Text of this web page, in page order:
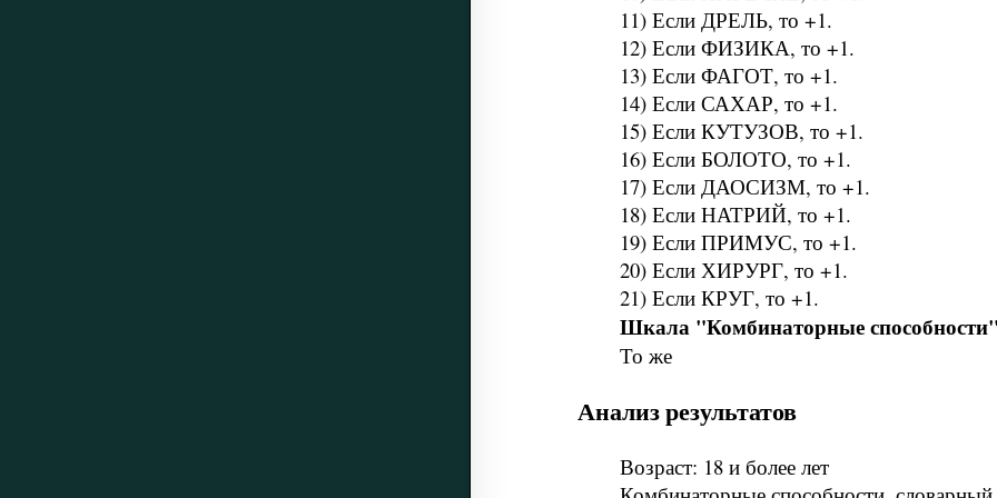
11) Если ДРЕЛЬ, то +1.
12) Если ФИЗИКА, то +1.
13) Если ФАГОТ, то +1.
14) Если САХАР, то +1.
15) Если КУТУЗОВ, то +1.
16) Если БОЛОТО, то +1.
17) Если ДАОСИЗМ, то +1.
18) Если НАТРИЙ, то +1.
19) Если ПРИМУС, то +1.
20) Если ХИРУРГ, то +1.
21) Если КРУГ, то +1.
Шкала "Комбинаторные способности"
То же
Анализ результатов
Возраст: 18 и более лет